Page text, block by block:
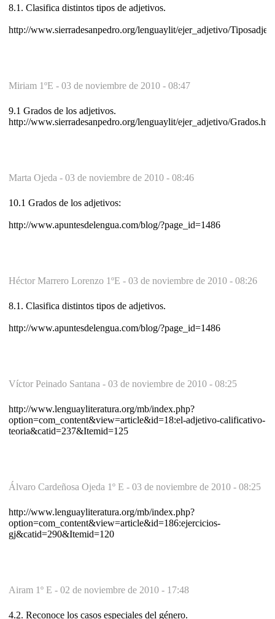
8.1. Clasifica distintos tipos de adjetivos.
http://www.sierradesanpedro.org/lenguaylit/ejer_adjetivo/
Miriam 1ºE - 03 de noviembre de 2010 - 08:47
9.1 Grados de los adjetivos.
http://www.sierradesanpedro.org/lenguaylit/ejer_adjetivo/Grados.htm
Marta Ojeda - 03 de noviembre de 2010 - 08:46
10.1 Grados de los adjetivos:
http://www.apuntesdelengua.com/blog/?page_id=1486
Héctor Marrero Lorenzo 1ºE - 03 de noviembre de 2010 - 08:26
8.1. Clasifica distintos tipos de adjetivos.
http://www.apuntesdelengua.com/blog/?page_id=1486
Víctor Peinado Santana - 03 de noviembre de 2010 - 08:25
http://www.lenguayliteratura.org/mb/index.php?
option=com_content&view=article&id=18:el-adjetivo-calificativo-
teoria&catid=237&Itemid=125
Álvaro Cardeñosa Ojeda 1º E - 03 de noviembre de 2010 - 08:25
http://www.lenguayliteratura.org/mb/index.php?
option=com_content&view=article&id=186:ejercicios-
gj&catid=290&Itemid=120
Airam 1º E - 02 de noviembre de 2010 - 17:48
4.2. Reconoce los casos especiales del género.